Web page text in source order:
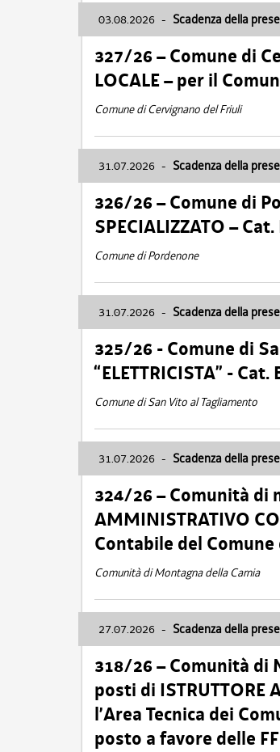
03.08.2026 - Scadenza della
327/26 – Comune di
LOCALE – per il
Comune di Cervignano del Friuli
31.07.2026 - Scadenza della
326/26 – Comune di
SPECIALIZZATO – Cat.
Comune di Pordenone
31.07.2026 - Scadenza della
325/26 - Comune di
“ELETTRICISTA” - Cat.
Comune di San Vito al Tagliamento
31.07.2026 - Scadenza della
324/26 – Comunità di
AMMINISTRATIVO
Contabile del Comune
Comunità di Montagna della Carnia
27.07.2026 - Scadenza della
318/26 – Comunità di
posti di ISTRUTTORE
l’Area Tecnica dei
posto a favore delle